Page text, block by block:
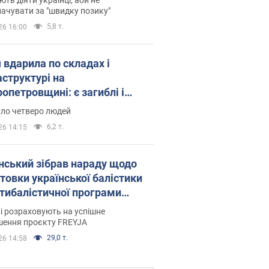
за "швидку позику"
16:00 5,8 т.
вдарила по складах і
на
є загиблі і
Фото
четверо людей
14:15 6,2 т.
зібрав нараду щодо
української балістики
які рішення готуються
розраховують на успішне
проєкту FREYJA
14:58 29,0 т.